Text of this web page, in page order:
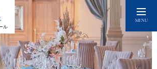
MENU
ル